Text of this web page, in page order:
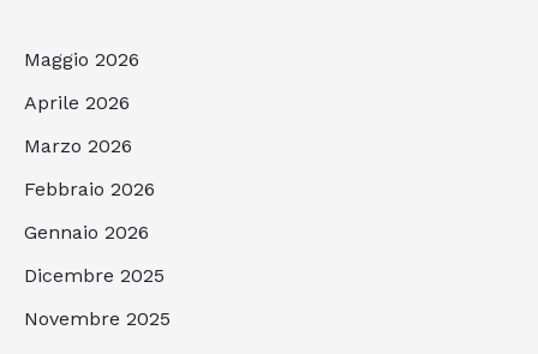
Maggio 2026
Aprile 2026
Marzo 2026
Febbraio 2026
Gennaio 2026
Dicembre 2025
Novembre 2025